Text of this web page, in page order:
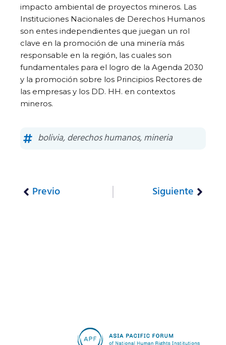
impacto ambiental de proyectos mineros. Las
Instituciones Nacionales de Derechos Humanos
son entes independientes que juegan un rol
clave en la promoción de una minería más
responsable en la región, las cuales son
fundamentales para el logro de la Agenda 2030
y la promoción sobre los Principios Rectores de
las empresas y los DD. HH. en contextos
mineros.
bolivia,derechos humanos,mineria
Previo Siguiente